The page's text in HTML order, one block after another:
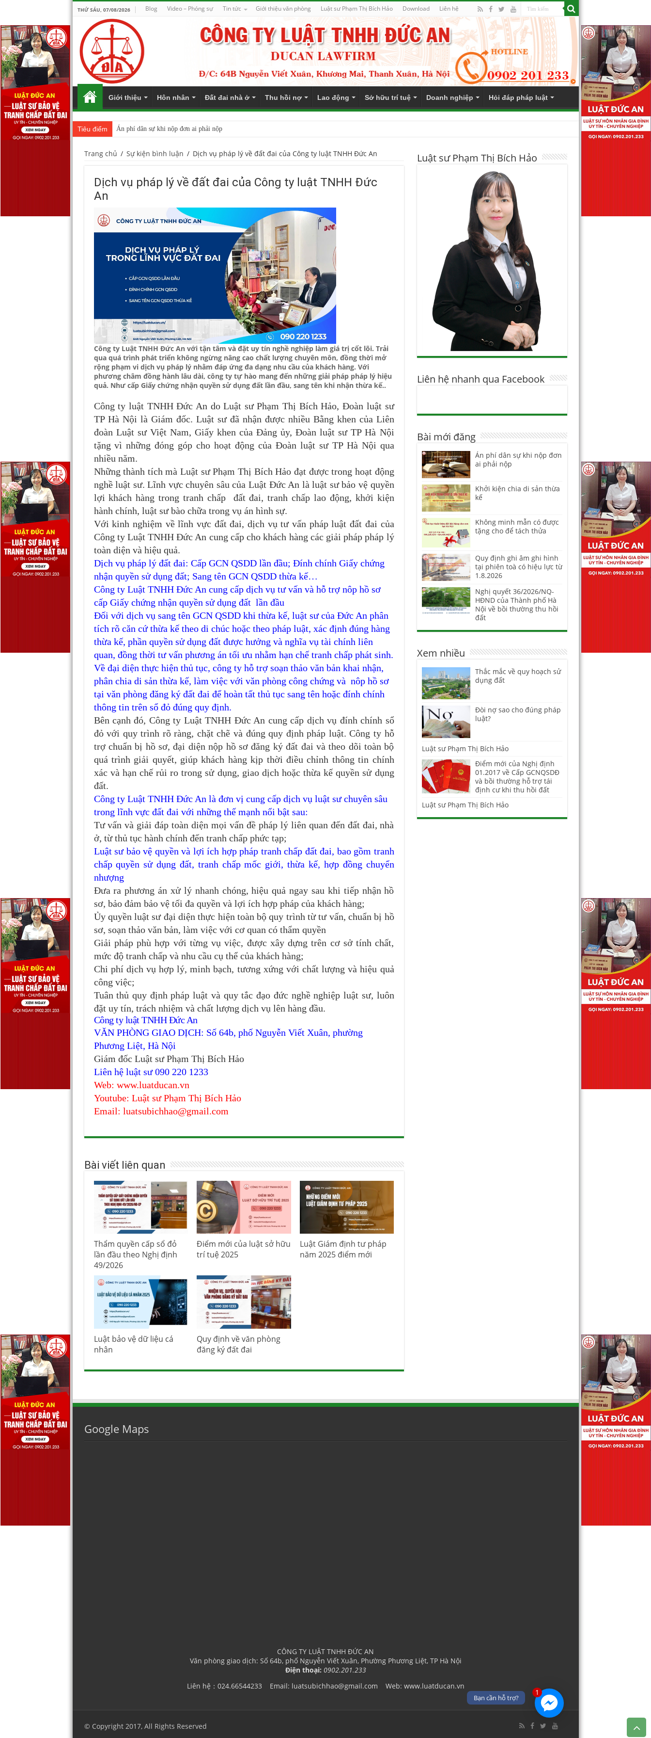
1
Bạn cần hỗ trợ?
THỨ SÁU, 07/08/2026 Blog Video – Phóng sự Tin tức Giới thiệu văn phòng Luật sư Phạm Thị Bích Hảo Download Liên hệ
Giới thiệu Hôn nhân Đất đai nhà ở Thu hồi nợ Lao động Sở hữu trí tuệ Doanh nghiệp Hỏi đáp pháp luật
Tiêu điểm Án phí dân sự khi nộp đơn ai phải nộp
Trang chủ / Sự kiện bình luận / Dịch vụ pháp lý về đất đai của Công ty luật TNHH Đức An
Dịch vụ pháp lý về đất đai của Công ty luật TNHH Đức
An
Công ty Luật TNHH Đức An với tận tâm và đặt uy tín nghề nghiệp làm giá trị cốt lõi. Trải
qua quá trình phát triển không ngừng nâng cao chất lượng chuyên môn, đồng thời mở
rộng phạm vi dịch vụ pháp lý nhằm đáp ứng đa dạng nhu cầu của khách hàng. Với
phương châm đồng hành lâu dài, công ty tự hào mang đến những giải pháp pháp lý hiệu
quả. Như cấp Giấy chứng nhận quyền sử dụng đất lần đầu, sang tên khi nhận thừa kế..
Công ty luật TNHH Đức An do Luật sư Phạm Thị Bích Hảo, Đoàn luật sư
TP Hà Nội là Giám đốc. Luật sư đã nhận được nhiều Bằng khen của Liên
đoàn Luật sư Việt Nam, Giấy khen của Đảng ủy, Đoàn luật sư TP Hà Nội
tặng vì những đóng góp cho hoạt động của Đoàn luật sư TP Hà Nội qua
nhiều năm.
Những thành tích mà Luật sư Phạm Thị Bích Hảo đạt được trong hoạt động
nghề luật sư. Lĩnh vực chuyên sâu của Luật Đức An là luật sư bảo vệ quyền
lợi khách hàng trong tranh chấp đất đai, tranh chấp lao động, khởi kiện
hành chính, luật sư bào chữa trong vụ án hình sự.
Với kinh nghiệm về lĩnh vực đất đai, dịch vụ tư vấn pháp luật đất đai của
Công ty Luật TNHH Đức An cung cấp cho khách hàng các giải pháp pháp lý
toàn diện và hiệu quả.
Dịch vụ pháp lý đất đai: Cấp GCN QSDD lần đầu; Đính chính Giấy chứng
nhận quyền sử dụng đất; Sang tên GCN QSDD thừa kế…
Công ty Luật TNHH Đức An cung cấp dịch vụ tư vấn và hỗ trợ nôp hồ sơ
cấp Giấy chứng nhận quyền sử dụng đất lần đầu
Đối với dịch vụ sang tên GCN QSDD khi thừa kế, luật sư của Đức An phân
tích rõ căn cứ thừa kế theo di chúc hoặc theo pháp luật, xác định đúng hàng
thừa kế, phần quyền sử dụng đất được hưởng và nghĩa vụ tài chính liên
quan, đồng thời tư vấn phương án tối ưu nhằm hạn chế tranh chấp phát sinh.
Về đại diện thực hiện thủ tục, công ty hỗ trợ soạn thảo văn bản khai nhận,
phân chia di sản thừa kế, làm việc với văn phòng công chứng và nôp hồ sơ
tại văn phòng đăng ký đất đai để hoàn tất thủ tục sang tên hoặc đính chính
thông tin trên sổ đỏ đúng quy định.
Bên cạnh đó, Công ty Luật TNHH Đức An cung cấp dịch vụ đính chính sổ
đỏ với quy trình rõ ràng, chặt chẽ và đúng quy định pháp luật. Công ty hỗ
trợ chuẩn bị hồ sơ, đại diện nộp hồ sơ đăng ký đất đai và theo dõi toàn bộ
quá trình giải quyết, giúp khách hàng kịp thời điều chỉnh thông tin chính
xác và hạn chế rủi ro trong sử dụng, giao dịch hoặc thừa kế quyền sử dụng
đất.
Công ty Luật TNHH Đức An là đơn vị cung cấp dịch vụ luật sư chuyên sâu
trong lĩnh vực đất đai với những thế mạnh nổi bật sau:
Tư vấn và giải đáp toàn diện mọi vấn đề pháp lý liên quan đến đất đai, nhà
ở, từ thủ tục hành chính đến tranh chấp phức tạp;
Luật sư bảo vệ quyền và lợi ích hợp pháp tranh chấp đất đai, bao gồm tranh
chấp quyền sử dụng đất, tranh chấp mốc giới, thừa kế, hợp đồng chuyển
nhượng
Đưa ra phương án xử lý nhanh chóng, hiệu quả ngay sau khi tiếp nhận hồ
sơ, bảo đảm bảo vệ tối đa quyền và lợi ích hợp pháp của khách hàng;
Ủy quyền luật sư đại diện thực hiện toàn bộ quy trình từ tư vấn, chuẩn bị hồ
sơ, soạn thảo văn bản, làm việc với cơ quan có thẩm quyền
Giải pháp phù hợp với từng vụ việc, được xây dựng trên cơ sở tính chất,
mức độ tranh chấp và nhu cầu cụ thể của khách hàng;
Chi phí dịch vụ hợp lý, minh bạch, tương xứng với chất lượng và hiệu quả
công việc;
Tuân thủ quy định pháp luật và quy tắc đạo đức nghề nghiệp luật sư, luôn
đặt uy tín, trách nhiệm và chất lượng dịch vụ lên hàng đầu.
Công ty luật TNHH Đức An
VĂN PHÒNG GIAO DỊCH: Số 64b, phố Nguyễn Viết Xuân, phường
Phương Liệt, Hà Nội
Giám đốc Luật sư Phạm Thị Bích Hảo
Liên hệ luật sư 090 220 1233
Web: www.luatducan.vn
Youtube: Luật sư Phạm Thị Bích Hảo
Email: luatsubichhao@gmail.com
Bài viết liên quan
Thẩm quyền cấp sổ đỏ
lần đầu theo Nghị định
49/2026
Điểm mới của luật sở hữu
trí tuệ 2025
Luật Giám định tư pháp
năm 2025 điểm mới
Luật bảo vệ dữ liệu cá
nhân
Quy định về văn phòng
đăng ký đất đai
Luật sư Phạm Thị Bích Hảo
Liên hệ nhanh qua Facebook
Bài mới đăng
Án phí dân sự khi nộp đơn
ai phải nộp
Khởi kiện chia di sản thừa
kế
Không minh mẫn có được
tặng cho để tách thửa
Quy định ghi âm ghi hình
tại phiên toà có hiệu lực từ
1.8.2026
Nghị quyết 36/2026/NQ-
HĐND của Thành phố Hà
Nội về bồi thường thu hồi
đất
Xem nhiều
Thắc mắc về quy hoạch sử
dụng đất
Đòi nợ sao cho đúng pháp
luật?
Luật sư Phạm Thị Bích Hảo
Điểm mới của Nghị định
01.2017 về Cấp GCNQSDĐ
và bồi thường hỗ trợ tái
định cư khi thu hồi đất
Luật sư Phạm Thị Bích Hảo
Google Maps
CÔNG TY LUẬT TNHH ĐỨC AN
Văn phòng giao dịch: Số 64b, phố Nguyễn Viết Xuân, Phường Phương Liệt, TP Hà Nội
Điện thoại: 0902.201.233
Liên hệ：024.66544233 Email: luatsubichhao@gmail.com Web: www.luatducan.vn
© Copyright 2017, All Rights Reserved